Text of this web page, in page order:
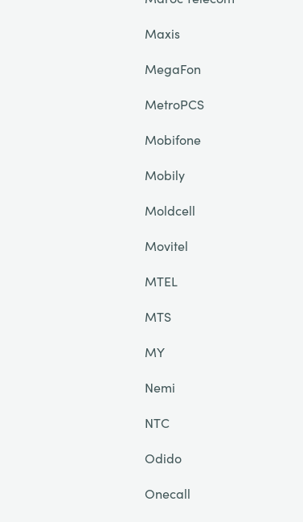
Maxis
MegaFon
MetroPCS
Mobifone
Mobily
Moldcell
Movitel
MTEL
MTS
MY
Nemi
NTC
Odido
Onecall